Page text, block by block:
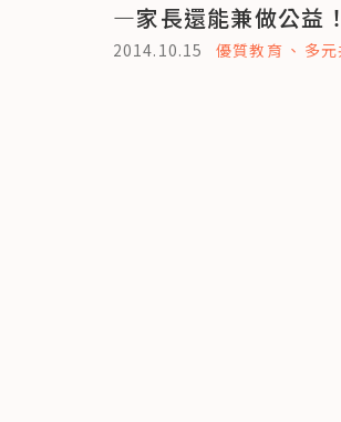
—家長還能兼做公益！
2014.10.15 優質教育 多